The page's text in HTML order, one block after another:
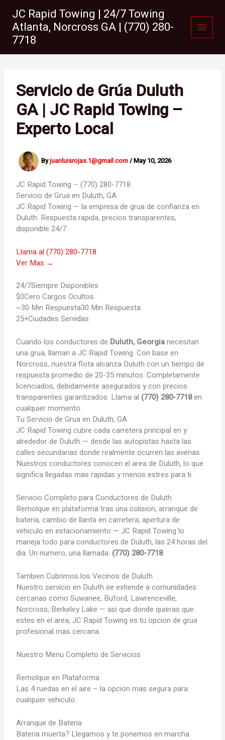
content
JC Rapid Towing | 24/7 Towing
Atlanta, Norcross GA | (770) 280-
7718
Servicio de Grúa Duluth
GA | JC Rapid Towing –
Experto Local
Byjuanluisrojas.1@gmail.com/May 10, 2026
JC Rapid Towing – (770) 280-7718
Servicio de Grua en Duluth, GA
JC Rapid Towing — la empresa de grua de confianza en
Duluth. Respuesta rapida, precios transparentes,
disponible 24/7.
Llama al (770) 280-7718
Ver Mas →
24/7Siempre Disponibles
$0Cero Cargos Ocultos
~30 Min Respuesta30 Min Respuesta
25+Ciudades Servidas
Cuando los conductores de Duluth, Georgianecesitan
una grua, llaman a JC Rapid Towing. Con base en
Norcross, nuestra flota alcanza Duluth con un tiempo de
respuesta promedio de 20-35 minutos. Completamente
licenciados, debidamente asegurados y con precios
transparentes garantizados. Llama al (770) 280-7718en
cualquier momento.
TuServicio de Grua en Duluth, GA
JC Rapid Towing cubre cada carretera principal en y
alrededor de Duluth — desde las autopistas hasta las
calles secundarias donde realmente ocurren las averias.
Nuestros conductores conocen el area de Duluth, lo que
significa llegadas mas rapidas y menos estres para ti.
Servicio Completo para Conductores de Duluth
Remolque en plataforma tras una colision, arranque de
bateria, cambio de llanta en carretera, apertura de
vehiculo en estacionamiento — JC Rapid Towing lo
maneja todo para conductores de Duluth, las 24 horas del
dia. Un numero, una llamada: (770) 280-7718.
Tambien Cubrimos los Vecinos de Duluth
Nuestro servicio en Duluth se extiende a comunidades
cercanas como Suwanee, Buford, Lawrenceville,
Norcross, Berkeley Lake — asi que donde quieras que
estes en el area, JC Rapid Towing es tu opcion de grua
profesional mas cercana.
Nuestro Menu Completo de Servicios
Remolque en Plataforma
Las 4 ruedas en el aire – la opcion mas segura para
cualquier vehiculo.
Arranque de Bateria
Bateria muerta? Llegamos y te ponemos en marcha.